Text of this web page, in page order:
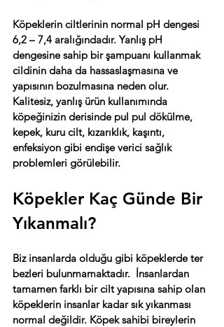
Köpeklerin ciltlerinin normal pH dengesi
6,2 – 7,4 aralığındadır. Yanlış pH
dengesine sahip bir şampuanı kullanmak
cildinin daha da hassaslaşmasına ve
yapısının bozulmasına neden olur.
Kalitesiz, yanlış ürün kullanımında
köpeğinizin derisinde pul pul dökülme,
kepek, kuru cilt, kızarıklık, kaşıntı,
enfeksiyon gibi endişe verici sağlık
problemleri görülebilir.
Köpekler Kaç Günde Bir
Yıkanmalı?
Biz insanlarda olduğu gibi köpeklerde ter
bezleri bulunmamaktadır.  İnsanlardan
tamamen farklı bir cilt yapısına sahip olan
köpeklerin insanlar kadar sık yıkanması
normal değildir. Köpek sahibi bireylerin